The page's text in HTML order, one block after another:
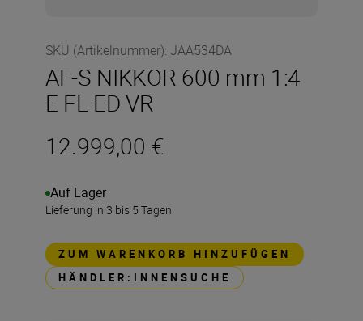
SKU (Artikelnummer): JAA534DA
AF-S NIKKOR 600 mm 1:4
E FL ED VR
12.999,00 €
Auf Lager
Lieferung in 3 bis 5 Tagen
ZUM WARENKORB HINZUFÜGEN
HÄNDLER:INNENSUCHE